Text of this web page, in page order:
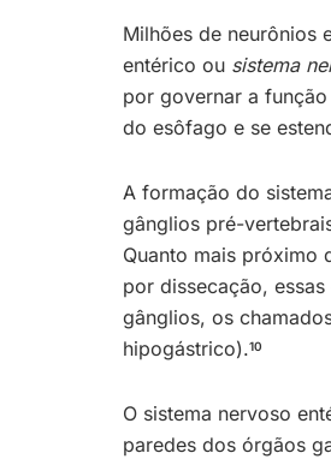
Milhões de neurônios
entérico ou sistema
por governar a
do esôfago e se
A formação do
gânglios pré-
Quanto mais próximo
por dissecação,
gânglios, os
hipogástrico).10
O sistema nervoso
paredes dos órgãos